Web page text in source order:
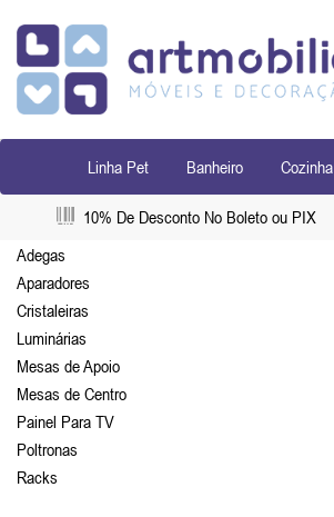
Linha Pet Banheiro Cozinha
10% De Desconto No Boleto ou PIX
Adegas
Aparadores
Cristaleiras
Luminárias
Mesas de Apoio
Mesas de Centro
Painel Para TV
Poltronas
Racks